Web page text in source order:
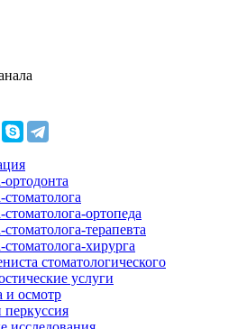
ортопеда
терапевта
хирурга
стоматологического
услуги
и осмотр